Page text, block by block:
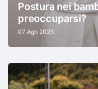
Postura nei
preoccuparsi?
07 Ago 2026